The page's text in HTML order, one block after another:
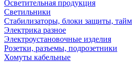
Осветительная продукция
Светильники
Стабилизаторы, блоки защиты,
Электрика разное
Электроустановочные изделия
Розетки, разъемы, подрозетники
Хомуты кабельные